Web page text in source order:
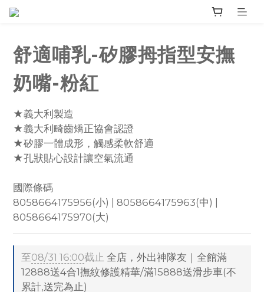
舒適哺乳-矽膠拇指型安撫
奶嘴-粉紅
★義大利製造
★義大利畸齒矯正協會認證
★矽膠一體成形，觸感柔軟舒適
★孔狀貼心設計讓空氣流通
國際條碼
8058664175956(小) | 8058664175963(中) |
8058664175970(大)
至08/31 16:00截止 全店，外出神隊友｜全館滿
12888送4合1撫紋修護精華/滿15888送滑步車(不
累計,送完為止)